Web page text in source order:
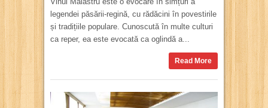
legendei păsării-regină, cu rădăcini în povestirile
și tradițiile populare. Cunoscută în multe culturi
ca reper, ea este evocată ca oglindă a...
Read More